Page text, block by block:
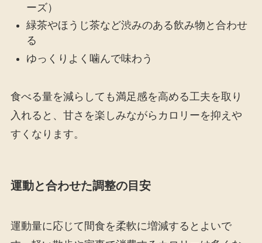
ーズ）
緑茶やほうじ茶など渋みのある飲み物と合わせ
る
ゆっくりよく噛んで味わう
食べる量を減らしても満足感を高める工夫を取り
入れると、甘さを楽しみながらカロリーを抑えや
すくなります。
運動と合わせた調整の目安
運動量に応じて間食を柔軟に増減するとよいで